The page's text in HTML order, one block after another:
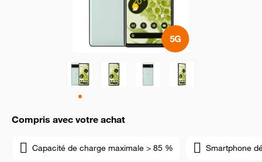
Compris avec votre achat
Capacité de charge maximale > 85 % Smartphone